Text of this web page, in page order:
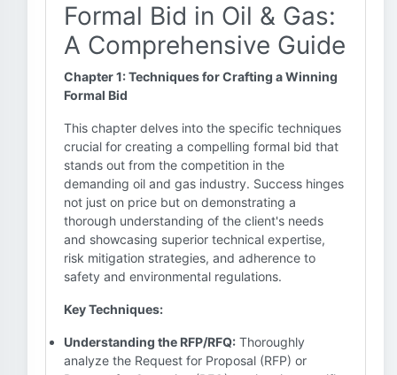
Formal Bid in Oil & Gas:
A Comprehensive Guide
Chapter 1: Techniques for Crafting a Winning
Formal Bid
This chapter delves into the specific techniques
crucial for creating a compelling formal bid that
stands out from the competition in the
demanding oil and gas industry. Success hinges
not just on price but on demonstrating a
thorough understanding of the client's needs
and showcasing superior technical expertise,
risk mitigation strategies, and adherence to
safety and environmental regulations.
Key Techniques:
Understanding the RFP/RFQ: Thoroughly
analyze the Request for Proposal (RFP) or